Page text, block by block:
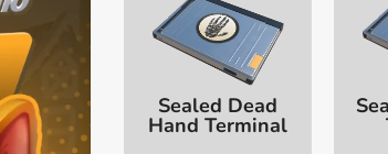
Sealed Dead
Hand Terminal